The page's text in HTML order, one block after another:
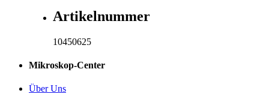
Artikelnummer
10450625
Mikroskop-Center
Über Uns